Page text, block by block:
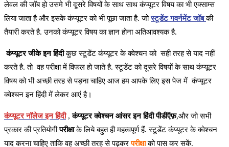
लेवल की जॉब हो उसमे भी दूसरे विषयों के साथ साथ कंप्यूटर विषय का भी एक्साम्स
लिया जाता है और इसके कंप्यूटर को भी पूछा जाता है. जोस्टूडेंट गवर्नमेंट जॉब की
तैयारी करते है. उनको कंप्यूटर विषय का ज्ञान होना अतिआवश्यक है.
कंप्यूटर जीके इन हिंदीकुछ स्टूडेंट कंप्यूटर के क्वेश्चन को सही तरह से याद नहीं
करते है. तो वह परीक्षा में विफल हो जाते है. स्टूडेंट को दूसरे विषयों के साथ कंप्यूटर
विषय को भी अच्छी तरह से पड़ना चाहिए आज हम आपके लिए इस पेज में कंप्यूटर
क्वेश्चन इन हिंदी में लेकर आएं है।
कंप्यूटर नॉलेज इन हिंदी,कंप्यूटर क्वेश्चन आंसर इन हिंदी पीडीऍफ़,और जो सभी
प्रकार की प्रतियोगीपरीक्षाके लिये बहुत ही महत्वपूर्ण हैं. स्टूडेंट कंप्यूटर के क्वेश्चन
याद करना चाहिए ताकि वह अच्छी तरह से पढ़करपरीक्षा को पास कर सकें.